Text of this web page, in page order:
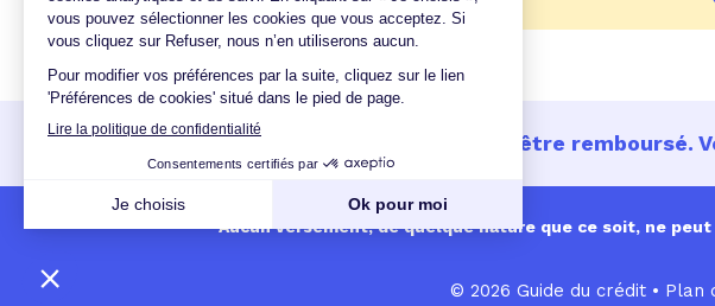
Un crédit vous engage et doit être remboursé.
Aucun versement, de quelque nature que ce soit, ne
© 2026 Guide du crédit • Plan